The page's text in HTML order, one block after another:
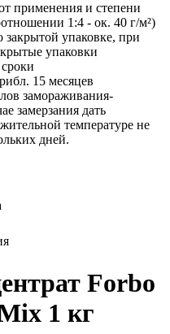
применения и степени
1:4 - ок. 40 г/м²)
упаковке, при
упаковки
15 месяцев
замораживания-
замерзания дать
температуре не
дней.
Forbo
1 кг